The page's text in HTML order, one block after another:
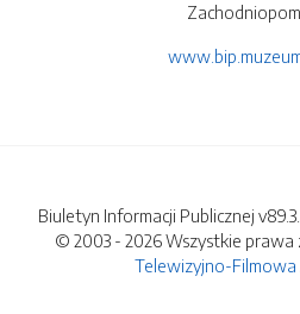
Biuletyn Informacji Publicznej
© 2003 - 2026 Wszystkie prawa
Telewizyjno-Filmowa